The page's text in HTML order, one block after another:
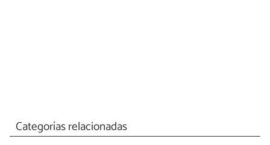
Categorías relacionadas